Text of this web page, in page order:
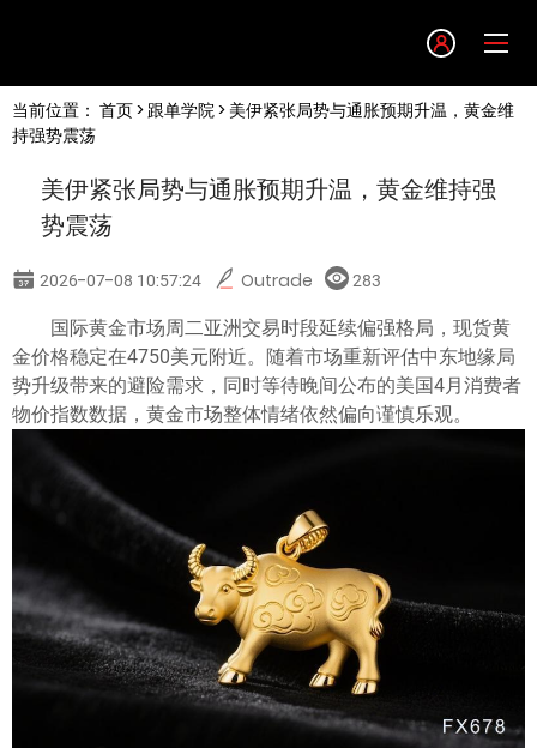
English
简体中文
한글
日本語
Tiếng việt
当前位置： 首页> 跟单学院> 美伊紧张局势与通胀预期升温，黄金维
持强势震荡
美伊紧张局势与通胀预期升温，黄金维持强
势震荡
2026-07-08 10:57:24 Outrade 283
国际黄金市场周二亚洲交易时段延续偏强格局，现货黄
金价格稳定在4750美元附近。随着市场重新评估中东地缘局
势升级带来的避险需求，同时等待晚间公布的美国4月消费者
物价指数数据，黄金市场整体情绪依然偏向谨慎乐观。